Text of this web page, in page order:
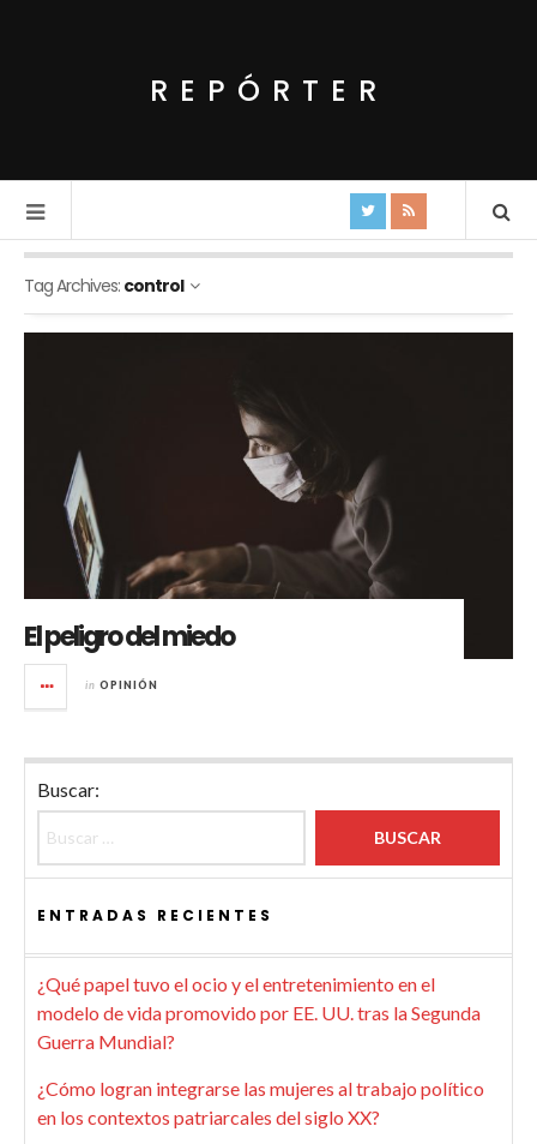
REPÓRTER
Tag Archives: control
El peligro del miedo
in OPINIÓN
Buscar:
ENTRADAS RECIENTES
¿Qué papel tuvo el ocio y el entretenimiento en el
modelo de vida promovido por EE. UU. tras la Segunda
Guerra Mundial?
¿Cómo logran integrarse las mujeres al trabajo político
en los contextos patriarcales del siglo XX?